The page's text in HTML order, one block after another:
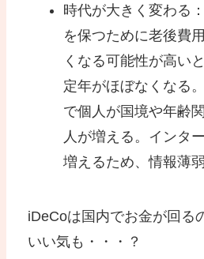
時代が大きく変わる
を保つために老後費
くなる可能性が高い
定年がほぼなくなる
で個人が国境や年齢
人が増える。インタ
増えるため、情報薄弱
iDeCoは国内でお金が回る
いい気も・・・？